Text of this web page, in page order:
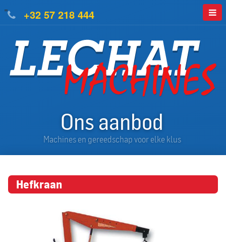
+32 57 218 444
=
Ons aanbod
Machines en gereedschap voor elke klus
Hefkraan